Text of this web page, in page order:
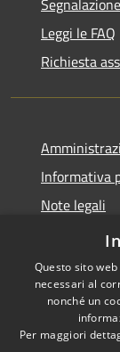
Leggi le FAQ
Richiesta
Informativa
Note legali
Accessibilità
Questo sito
necessari al
nonché un
Per maggiori